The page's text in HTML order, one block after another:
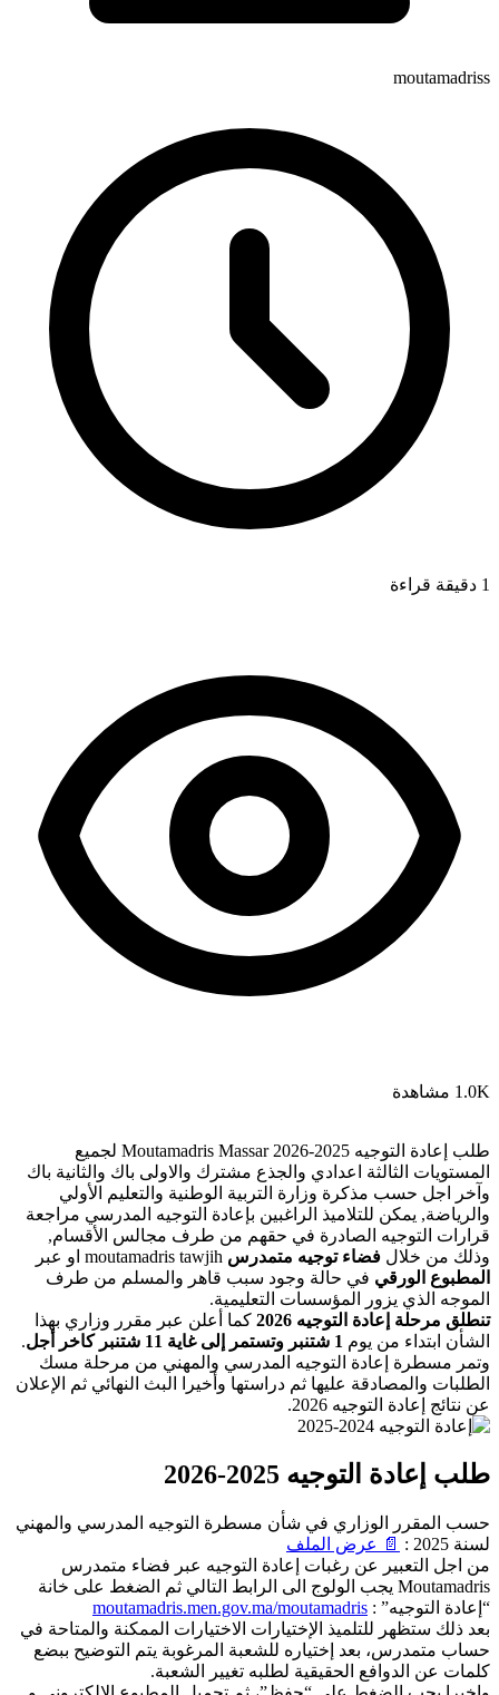
moutamadriss
1 دقيقة قراءة
1.0K مشاهدة
طلب إعادة التوجيه 2025-2026 Moutamadris Massar لجميع
المستويات الثالثة اعدادي والجذع مشترك والاولى باك والثانية باك
وآخر اجل حسب مذكرة وزارة التربية الوطنية والتعليم الأولي
والرياضة, يمكن للتلاميذ الراغبين بإعادة التوجيه المدرسي مراجعة
قرارات التوجيه الصادرة في حقهم من طرف مجالس الأقسام,
وذلك من خلال فضاء توجيه متمدرس
المطبوع الورقي في حالة وجود سبب قاهر والمسلم من طرف
الموجه الذي يزور المؤسسات التعليمية.
تنطلق مرحلة إعادة التوجيه 2026
كما أعلن عبر مقرر وزاري بهذا
الشأن ابتداء من يوم 1 شتنبر وتستمر إلى غاية 11 شتنبر كاخر أجل
.
وتمر مسطرة إعادة التوجيه المدرسي والمهني من مرحلة مسك
الطلبات والمصادقة عليها ثم دراستها وأخيرا البث النهائي ثم الإعلان
عن نتائج إعادة التوجيه 2026.
طلب إعادة التوجيه 2025-2026
حسب المقرر الوزاري في شأن مسطرة التوجيه المدرسي والمهني
لسنة 2025 :
📄 عرض الملف
من اجل التعبير عن رغبات إعادة التوجيه عبر فضاء متمدرس
Moutamadris يجب الولوج الى الرابط التالي ثم الضغط على خانة
“إعادة التوجيه” : moutamadris.men.gov.ma/moutamadris
بعد ذلك ستظهر للتلميذ الإختيارات الاختيارات الممكنة والمتاحة في
حساب متمدرس، بعد إختياره للشعبة المرغوبة يتم التوضيح ببضع
كلمات عن الدوافع الحقيقية لطلبه تغيير الشعبة.